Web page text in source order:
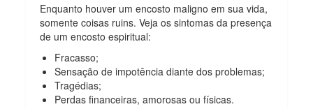
Enquanto houver um encosto maligno em sua vida,
somente coisas ruins. Veja os sintomas da presença
de um encosto espiritual:
Fracasso;
Sensação de impotência diante dos problemas;
Tragédias;
Perdas financeiras, amorosas ou físicas.